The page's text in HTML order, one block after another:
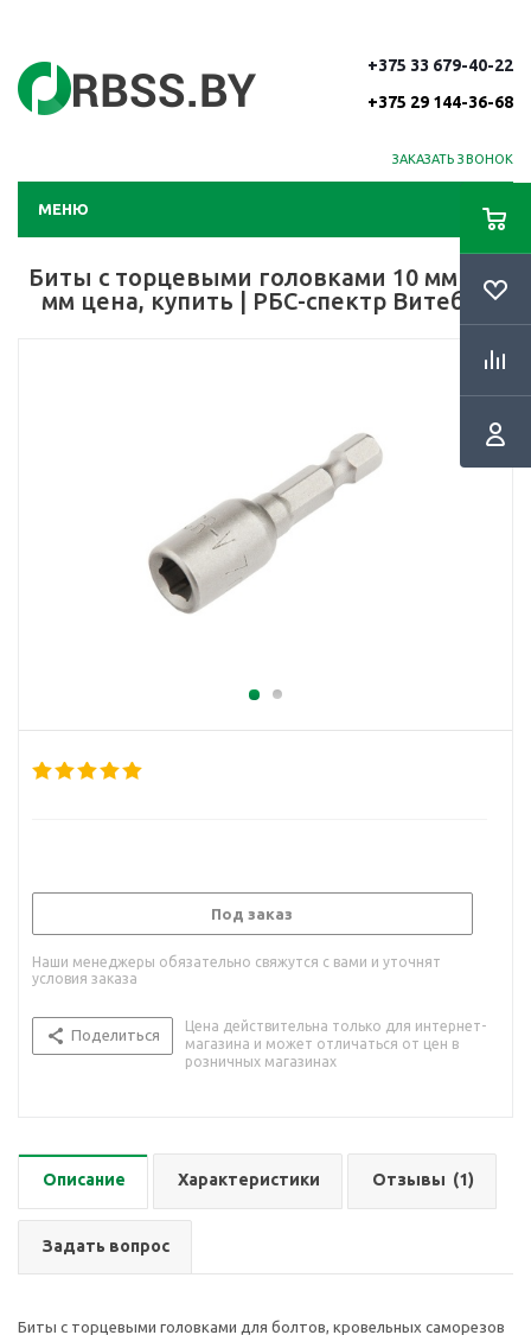
+375 33 679-40-22
+375 29 144-36-68
ЗАКАЗАТЬ ЗВОНОК
МЕНЮ
Биты с торцевыми головками 10 мм - 65
мм цена, купить | РБС-спектр Витебск
Под заказ
Наши менеджеры обязательно свяжутся с вами и уточнят
условия заказа
Поделиться
Цена действительна только для интернет-
магазина и может отличаться от цен в
розничных магазинах
Описание Характеристики Отзывы (1)
Задать вопрос
Биты с торцевыми головками для болтов, кровельных саморезов